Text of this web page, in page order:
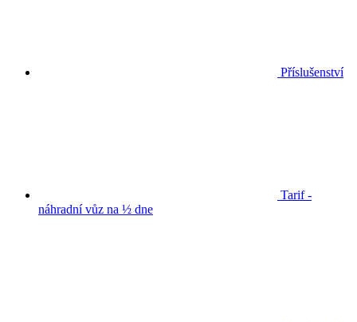
Příslušenství
Tarif -
náhradní vůz na ½ dne